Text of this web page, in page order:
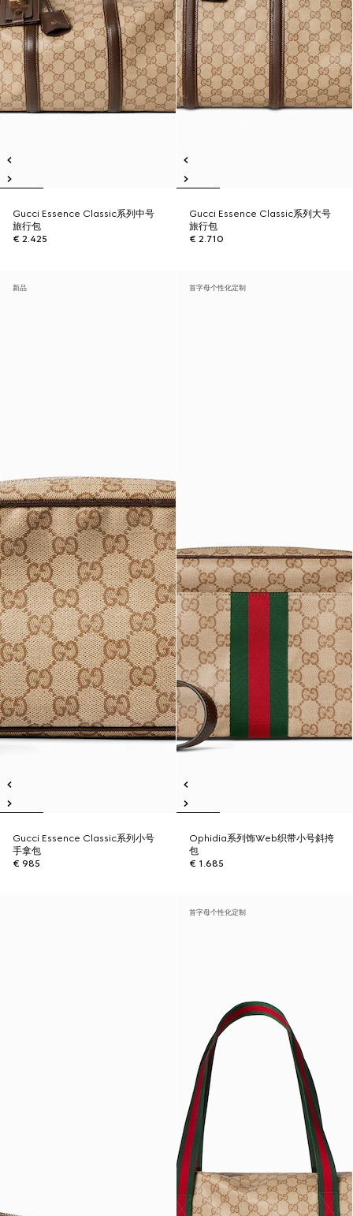
Gucci Essence Classic系列中号
旅行包
€ 2.425
Gucci Essence Classic系列大号
旅行包
€ 2.710
新品
Gucci Essence Classic系列小号
手拿包
€ 985
首字母个性化定制
Ophidia系列饰Web织带小号斜挎
包
€ 1.685
首字母个性化定制